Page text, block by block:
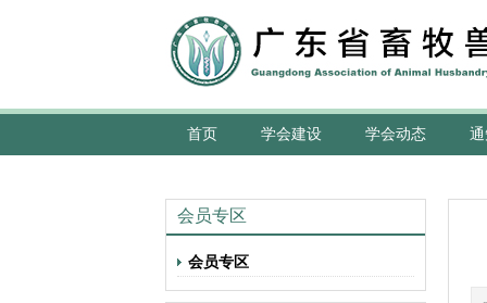
首页 学会建设 学会动态
会员专区
会员专区